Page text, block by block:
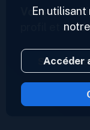
Vous avez
profil et
Se
En
Accéder